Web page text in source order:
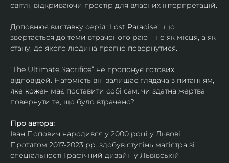
світлі, відкриваючи простір для власних інтерпретацій.
Доповнює виставку серія “Lost Paradise”, що
звертається до теми втраченого раю – не як місця, а як
стану, до якого людина прагне повернутися.
“The Ultimate Sacrifice” не пропонує готових
відповідей. Натомість він залишає глядача з питанням,
яке кожен має поставити собі сам: чи здатна жертва
повернути те, що було втрачено?
Про автора:
Іван Попович народився у 2000 році у Львові.
Протягом 2017-2023 рр. здобув ступінь магістра зі
спеціальності Графічний дизайн у Львівській